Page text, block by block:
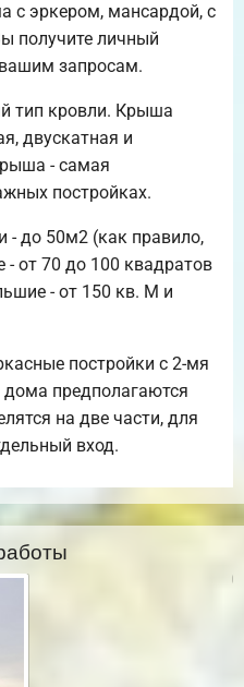
с эркером, мансардой, с
получите личный
запросам.
тип кровли. Крыша
двускатная и
- самая
постройках.
до 50м2 (как правило,
от 70 до 100 квадратов
- от 150 кв. М и
постройки с 2-мя
предполагаются
на две части, для
вход.